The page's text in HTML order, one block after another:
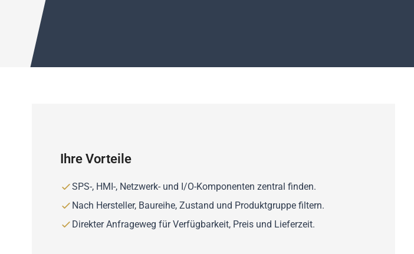
Ihre Vorteile
SPS-, HMI-, Netzwerk- und I/O-Komponenten zentral finden.
Nach Hersteller, Baureihe, Zustand und Produktgruppe filtern.
Direkter Anfrageweg für Verfügbarkeit, Preis und Lieferzeit.